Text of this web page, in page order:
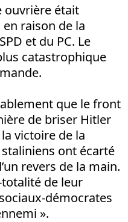
ouvrière était
raison de la
et du PC. Le
catastrophique
que le front
de briser Hitler
victoire de la
ont écarté
revers de la main.
de leur
démocrates
».